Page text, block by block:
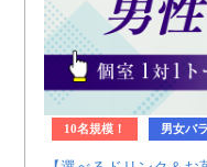
10名規模！ 男女バ